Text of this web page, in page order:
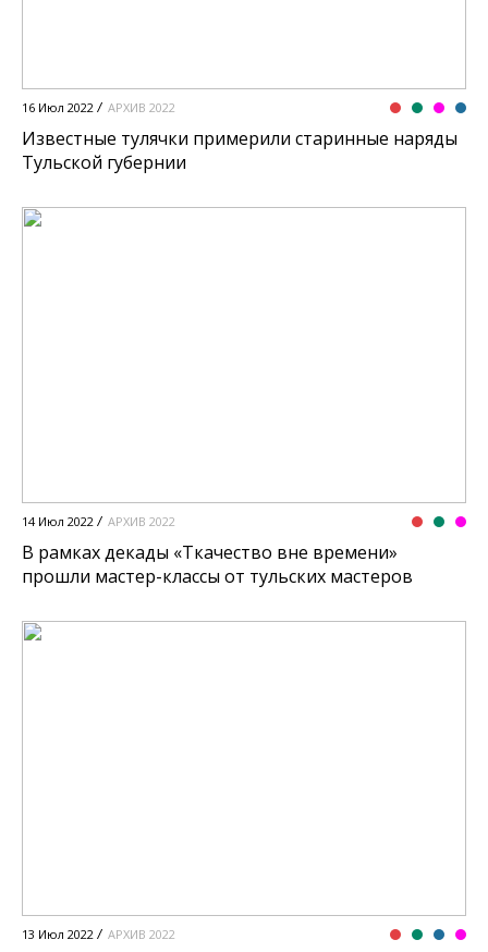
16 Июл 2022 АРХИВ 2022
Известные тулячки примерили старинные наряды
Тульской губернии
14 Июл 2022 АРХИВ 2022
В рамках декады «Ткачество вне времени»
прошли мастер-классы от тульских мастеров
13 Июл 2022 АРХИВ 2022